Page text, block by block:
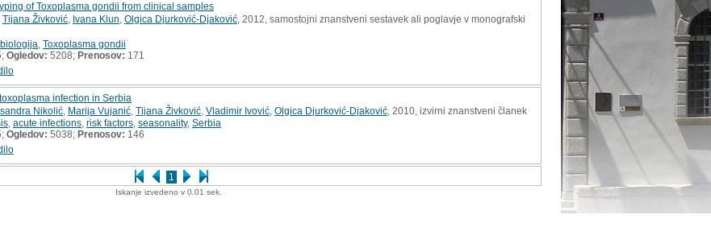
1
of Toxoplasma gondii from clinical samples
Tijana Živković Ivana Klun Olgica Djurković-Djaković , 2012, samostojni znanstveni sestavek ali poglavje v monografski
Toxoplasma gondii
Ogledov: 5208; Prenosov: 171
infection in Serbia
Nikolić Marija Vujanić Tijana Živković Vladimir Ivović Olgica Djurković-Djaković , 2010, izvirni znanstveni članek
acute infections risk factors seasonality, Serbia
Ogledov: 5038; Prenosov: 146
Iskanje izvedeno v 0.01 sek.